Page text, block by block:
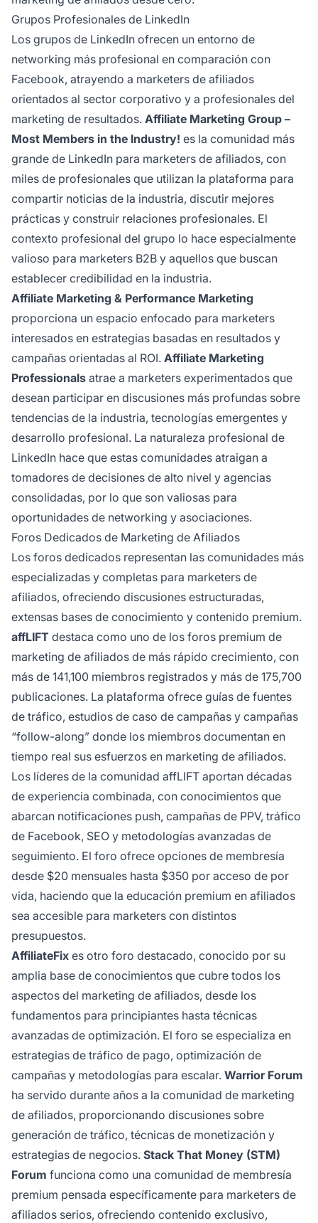
Grupos Profesionales de LinkedIn
Los grupos de LinkedIn ofrecen un entorno de
networking más profesional en comparación con
Facebook, atrayendo a marketers de afiliados
orientados al sector corporativo y a profesionales del
marketing de resultados. Affiliate Marketing Group –
Most Members in the Industry! es la comunidad más
grande de LinkedIn para marketers de afiliados, con
miles de profesionales que utilizan la plataforma para
compartir noticias de la industria, discutir mejores
prácticas y construir relaciones profesionales. El
contexto profesional del grupo lo hace especialmente
valioso para marketers B2B y aquellos que buscan
establecer credibilidad en la industria.
Affiliate Marketing & Performance Marketing
proporciona un espacio enfocado para marketers
interesados en estrategias basadas en resultados y
campañas orientadas al ROI. Affiliate Marketing
Professionals atrae a marketers experimentados que
desean participar en discusiones más profundas sobre
tendencias de la industria, tecnologías emergentes y
desarrollo profesional. La naturaleza profesional de
LinkedIn hace que estas comunidades atraigan a
tomadores de decisiones de alto nivel y agencias
consolidadas, por lo que son valiosas para
oportunidades de networking y asociaciones.
Foros Dedicados de Marketing de Afiliados
Los foros dedicados representan las comunidades más
especializadas y completas para marketers de
afiliados, ofreciendo discusiones estructuradas,
extensas bases de conocimiento y contenido premium.
affLIFT destaca como uno de los foros premium de
marketing de afiliados de más rápido crecimiento, con
más de 141,100 miembros registrados y más de 175,700
publicaciones. La plataforma ofrece guías de fuentes
de tráfico, estudios de caso de campañas y campañas
“follow-along” donde los miembros documentan en
tiempo real sus esfuerzos en marketing de afiliados.
Los líderes de la comunidad affLIFT aportan décadas
de experiencia combinada, con conocimientos que
abarcan notificaciones push, campañas de PPV, tráfico
de Facebook, SEO y metodologías avanzadas de
seguimiento. El foro ofrece opciones de membresía
desde $20 mensuales hasta $350 por acceso de por
vida, haciendo que la educación premium en afiliados
sea accesible para marketers con distintos
presupuestos.
AffiliateFix es otro foro destacado, conocido por su
amplia base de conocimientos que cubre todos los
aspectos del marketing de afiliados, desde los
fundamentos para principiantes hasta técnicas
avanzadas de optimización. El foro se especializa en
estrategias de tráfico de pago, optimización de
campañas y metodologías para escalar. Warrior Forum
ha servido durante años a la comunidad de marketing
de afiliados, proporcionando discusiones sobre
generación de tráfico, técnicas de monetización y
estrategias de negocios. Stack That Money (STM)
Forum funciona como una comunidad de membresía
premium pensada específicamente para marketers de
afiliados serios, ofreciendo contenido exclusivo,